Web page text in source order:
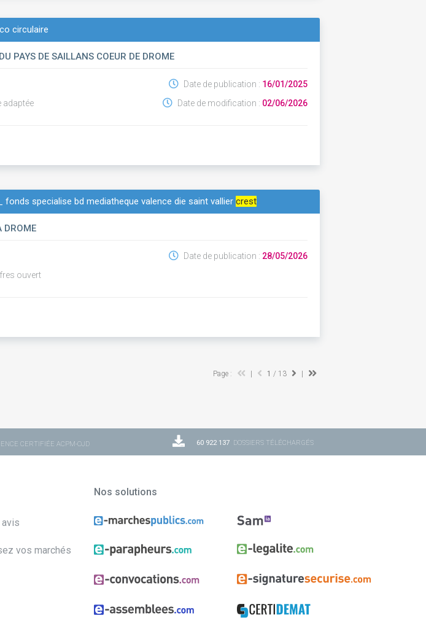
circulaire
PAYS DE SAILLANS COEUR DE DROME
adaptée
Date de publication : 16/01/2025
Date de modification : 02/06/2026
fonds specialise bd mediatheque valence die saint valliercrest
DROME
ouvert
Date de publication : 28/05/2026
Page : 1 / 13
CERTIFIÉE ACPM-OJD 60 922 137 DOSSIERS TÉLÉCHARGÉS
vos marchés
Nos solutions